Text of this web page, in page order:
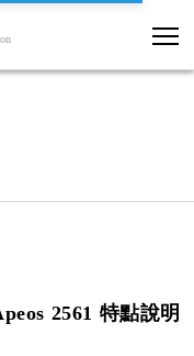
2561 特點說明